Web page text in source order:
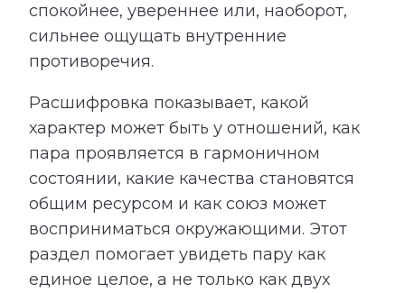
спокойнее, увереннее или, наоборот,
сильнее ощущать внутренние
противоречия.
Расшифровка показывает, какой
характер может быть у отношений, как
пара проявляется в гармоничном
состоянии, какие качества становятся
общим ресурсом и как союз может
восприниматься окружающими. Этот
раздел помогает увидеть пару как
единое целое, а не только как двух